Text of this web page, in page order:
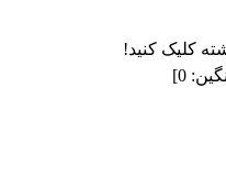
کلیک کنید!
0
]